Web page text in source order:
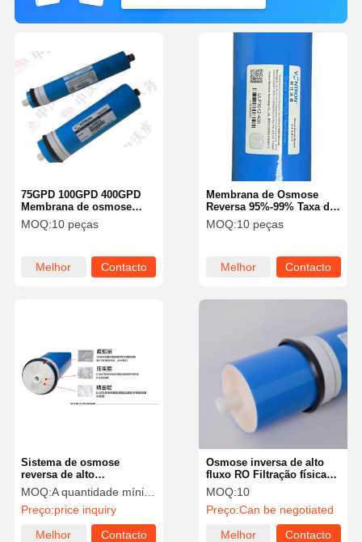
Membrana de Osmose
Reversa 95%-99% Taxa de
Dessalinização Remoção
de Múltiplas Impurezas
MOQ:10 peças
Melhor
Contacto
75GPD 100GPD 400GPD
Membrana de osmose
reversa Substituição de
RO Membrana em
MOQ:10 peças
Melhor
Contacto
Osmose inversa de alto
fluxo RO Filtração física
por membrana
MOQ:10
Preço:Can be negotiated
Melhor
Contacto
Sistema de osmose
reversa de alto
desempenho Membrana
remover impurezas
MOQ:A quantidade mínima de pedido é de 25 peças.
Preço:price inquiry
Melhor
Contacto